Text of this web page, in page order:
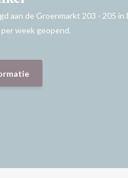
aan de Groenmarkt 203 - 205 in
week geopend.